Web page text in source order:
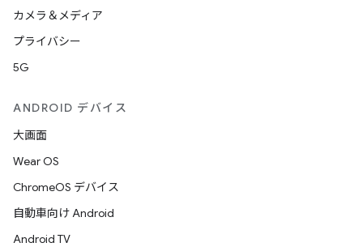
カメラ＆メディア
プライバシー
5G
ANDROID デバイス
大画面
Wear OS
ChromeOS デバイス
自動車向け Android
Android TV